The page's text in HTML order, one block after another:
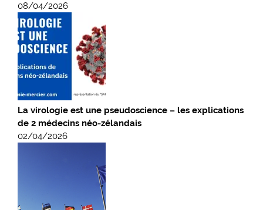
08/04/2026
La virologie est une pseudoscience – les explications
de 2 médecins néo-zélandais
02/04/2026